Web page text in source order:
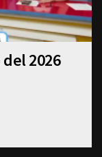
2026